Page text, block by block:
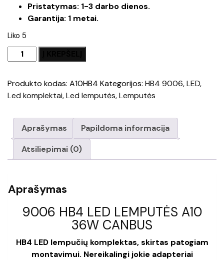
Pristatymas: 1-3 darbo dienos.
Garantija: 1 metai.
Liko 5
produkto
kiekis:
HB4
LED
36W
CANBUS
Produkto kodas: A10HB4 Kategorijos: HB4 9006,LED,
Led komplektai,Led lemputės,Lemputės
Aprašymas
Papildoma informacija
Atsiliepimai (0)
Aprašymas
9006 HB4 LED LEMPUTĖS A10
36W CANBUS
HB4 LED lempučių komplektas, skirtas patogiam
montavimui. Nereikalingi jokie adapteriai